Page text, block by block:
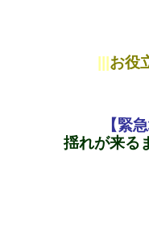
お役
【緊
揺れが来る